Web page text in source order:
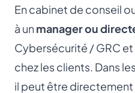
En cabinet de conseil
à unmanager ou
Cybersécurité / GRC
chez les clients. Dans
il peut être directement